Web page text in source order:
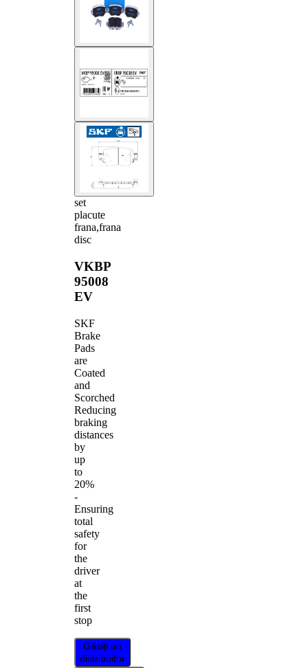
set
placute
frana,frana
disc
VKBP
95008
EV
SKF
Brake
Pads
are
Coated
and
Scorched
Reducing
braking
distances
by
up
to
20%
-
Ensuring
total
safety
for
the
driver
at
the
first
stop
Găsiți un
distribuitor